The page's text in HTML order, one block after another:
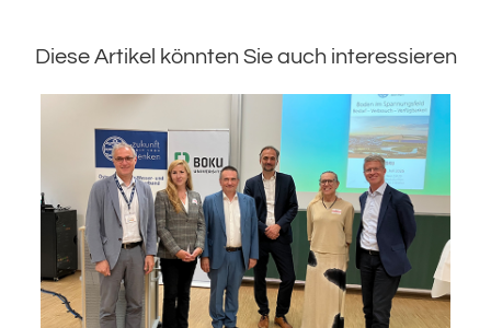
Diese Artikel könnten Sie auch interessieren